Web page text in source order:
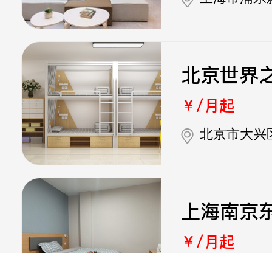
北京世界
￥/月起
北京市大兴
上海南京
￥/月起